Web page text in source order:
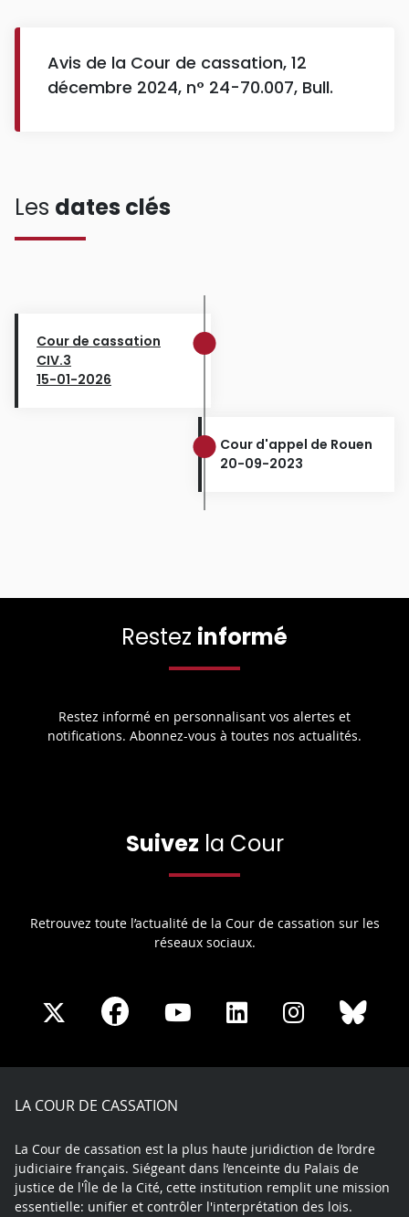
Avis de la Cour de cassation, 12
décembre 2024, n° 24-70.007, Bull.
Les dates clés
Cour de cassation
CIV.3
15-01-2026
Cour d'appel de Rouen
20-09-2023
Restez informé
Restez informé en personnalisant vos alertes et
notifications. Abonnez-vous à toutes nos actualités.
Suivez la Cour
Retrouvez toute l’actualité de la Cour de cassation sur les
réseaux sociaux.
Share
X
Share
Facebook
Share
Youtube
Share
LinkedIn
Share
Instagram
LA COUR DE CASSATION
La Cour de cassation est la plus haute juridiction de l’ordre
judiciaire français. Siégeant dans l’enceinte du Palais de
justice de l'Île de la Cité, cette institution remplit une mission
essentielle: unifier et contrôler l'interprétation des lois.